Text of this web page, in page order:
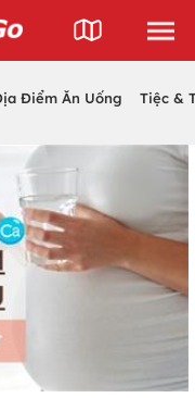
Điểm Ăn Uống Tiệc &